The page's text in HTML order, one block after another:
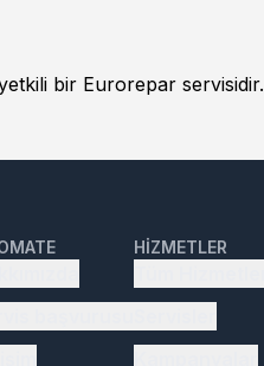
bir Eurorepar servisidir.
HIZMETLER